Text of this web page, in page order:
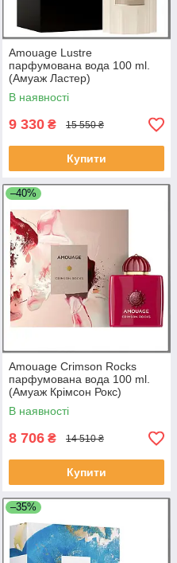
Amouage Lustre
парфумована вода 100 ml.
(Амуаж Ластер)
В наявності
9 330 ₴ 15 550 ₴
Купити
–40%
Amouage Crimson Rocks
парфумована вода 100 ml.
(Амуаж Крімсон Рокс)
В наявності
8 706 ₴ 14 510 ₴
Купити
–35%